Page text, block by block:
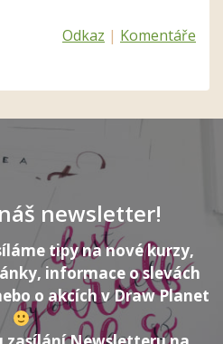
Odkaz | Komentáře
newsletter!
tipy na nové kurzy,
informace o slevách
o akcích v Draw Planet